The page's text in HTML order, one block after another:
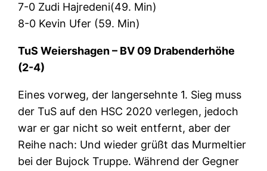
7-0 Zudi Hajredeni(49. Min)
8-0 Kevin Ufer (59. Min)
TuS Weiershagen – BV 09 Drabenderhöhe
(2-4)
Eines vorweg, der langersehnte 1. Sieg muss
der TuS auf den HSC 2020 verlegen, jedoch
war er gar nicht so weit entfernt, aber der
Reihe nach: Und wieder grüßt das Murmeltier
bei der Bujock Truppe. Während der Gegner